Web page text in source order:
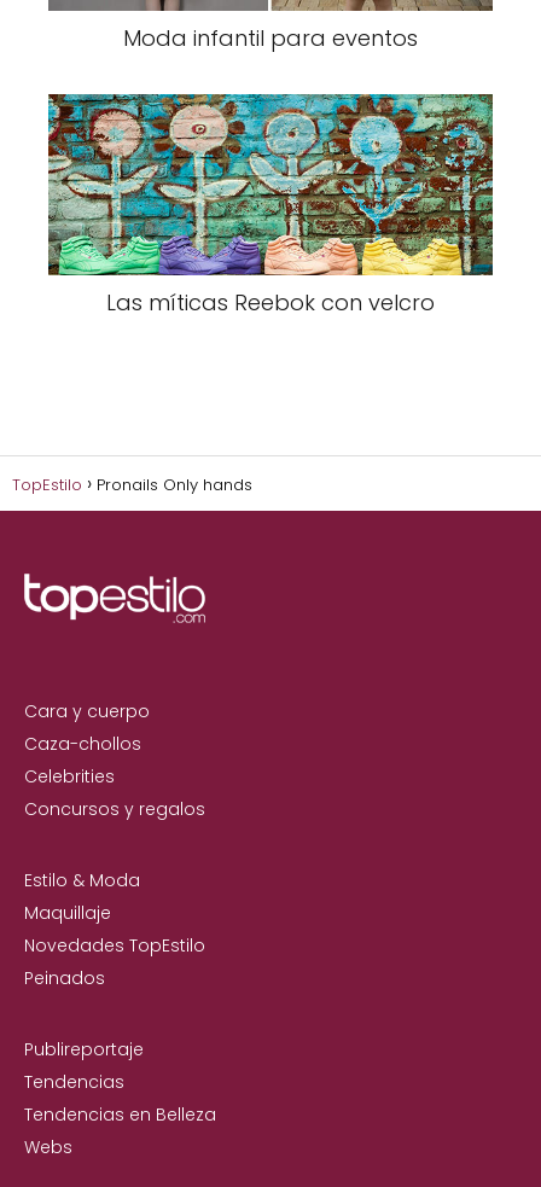
Moda infantil para eventos
Las míticas Reebok con velcro
TopEstilo Pronails Only hands
Cara y cuerpo
Caza-chollos
Celebrities
Concursos y regalos
Estilo & Moda
Maquillaje
Novedades TopEstilo
Peinados
Publireportaje
Tendencias
Tendencias en Belleza
Webs